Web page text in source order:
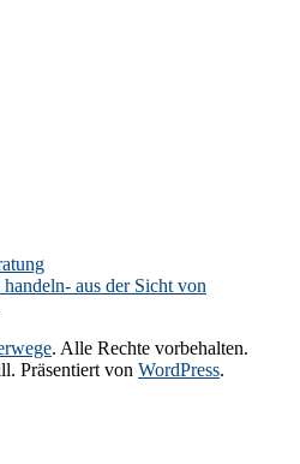
aus der Sicht von
. Alle Rechte vorbehalten.
Präsentiert von WordPress.